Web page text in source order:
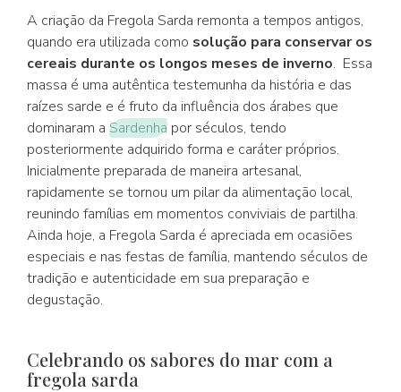
A criação da Fregola Sarda remonta a tempos antigos,
quando era utilizada como solução para conservar os
cereais durante os longos meses de inverno. Essa
massa é uma autêntica testemunha da história e das
raízes sarde e é fruto da influência dos árabes que
dominaram a Sardenha por séculos, tendo
posteriormente adquirido forma e caráter próprios.
Inicialmente preparada de maneira artesanal,
rapidamente se tornou um pilar da alimentação local,
reunindo famílias em momentos conviviais de partilha.
Ainda hoje, a Fregola Sarda é apreciada em ocasiões
especiais e nas festas de família, mantendo séculos de
tradição e autenticidade em sua preparação e
degustação.
Celebrando os sabores do mar com a
fregola sarda